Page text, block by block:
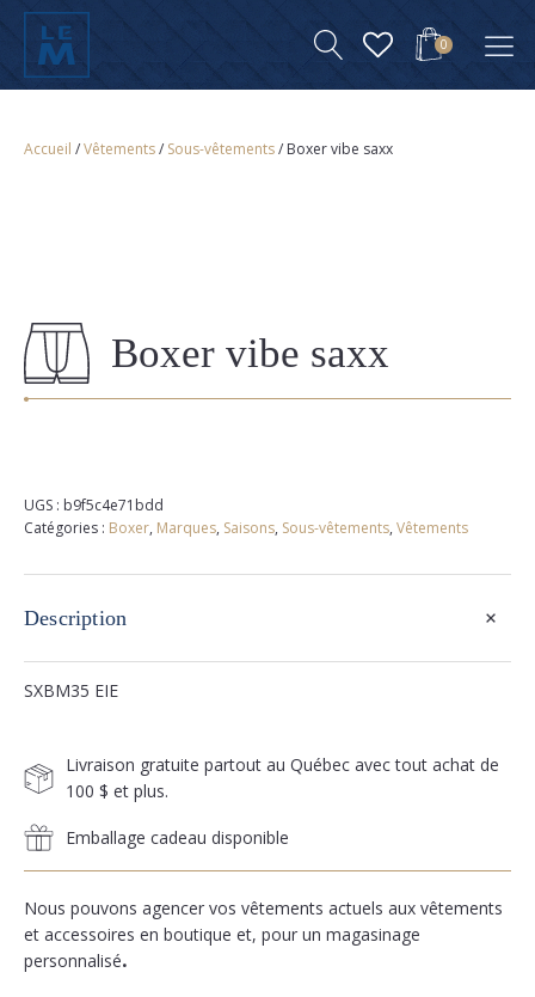
0
Accueil /Vêtements/ Sous-vêtements/ Boxer vibe saxx
Boxer vibe saxx
UGS : b9f5c4e71bdd
Catégories : Boxer, Marques, Saisons, Sous-vêtements, Vêtements
Description +
SXBM35 EIE
Livraison gratuite partout au Québec avec tout achat de
100 $ et plus.
Emballage cadeau disponible
Nous pouvons agencer vos vêtements actuels aux vêtements
et accessoires en boutique et, pour un magasinage
personnalisé.